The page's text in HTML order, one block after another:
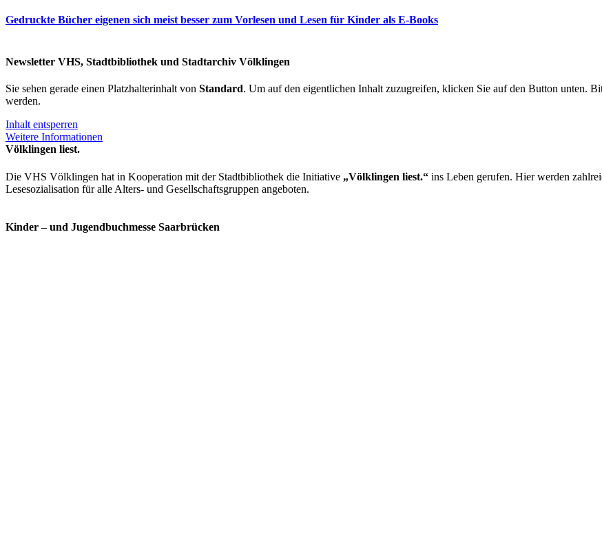
Gedruckte Bücher eigenen sich meist besser zum Vorlesen und Lesen für Kinder als E-Books
Newsletter VHS, Stadtbibliothek und Stadtarchiv Völklingen
Sie sehen gerade einen Platzhalterinhalt von Standard. Um auf den eigentlichen Inhalt zuzugreifen, klicken Sie auf den Button unten.
werden.
Inhalt entsperren
Weitere Informationen
Völklingen liest.
Die VHS Völklingen hat in Kooperation mit der Stadtbibliothek die Initiative „Völklingen liest.“ ins Leben gerufen. Hier werden
Lesesozialisation für alle Alters- und Gesellschaftsgruppen angeboten.
Kinder – und Jugendbuchmesse Saarbrücken